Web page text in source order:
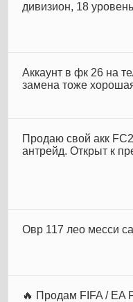
дивизион, 18
Аккаунт в фк 26 на
замена тоже
Продаю свой акк
антрейд. Открыт к
Овр 117 лео месси
🔥 Продам FIFA / EA